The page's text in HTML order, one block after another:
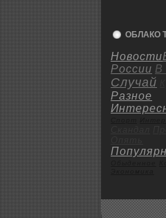
ОБЛАКО
Новости
России В
Случай
Разное